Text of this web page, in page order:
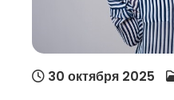
30 октября 2025